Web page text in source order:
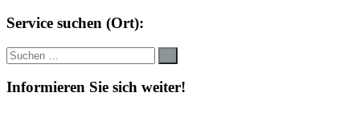
Service suchen (Ort):
Suche
nach:
Informieren Sie sich weiter!